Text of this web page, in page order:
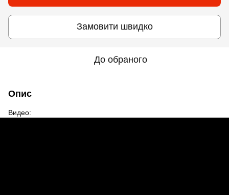
Замовити швидко
До обраного
Опис
Видео: